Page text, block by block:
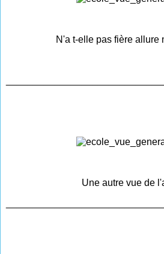
N'a t-elle pas fière allure
Une autre vue de